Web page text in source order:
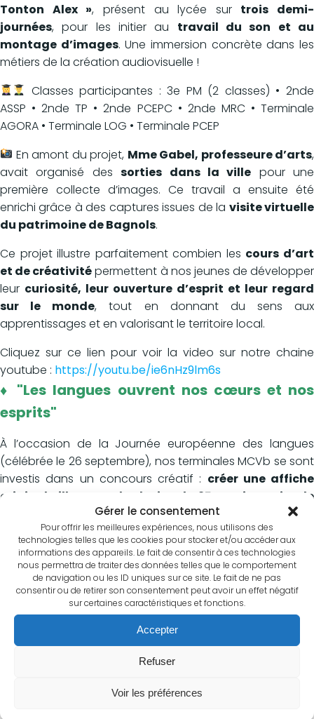
Gérer le consentement
Pour offrir les meilleures expériences, nous utilisons des
technologies telles que les cookies pour stocker et/ou accéder aux
informations des appareils. Le fait de consentir à ces technologies
nous permettra de traiter des données telles que le comportement
de navigation ou les ID uniques sur ce site. Le fait de ne pas
consentir ou de retirer son consentement peut avoir un effet négatif
sur certaines caractéristiques et fonctions.
Accepter
Refuser
Voir les préférences
Tonton Alex », présent au lycée sur trois demi-
journées, pour les initier au travail du son et au
montage d’images. Une immersion concrète dans les
métiers de la création audiovisuelle !
Classes participantes : 3e PM (2 classes) • 2nde
ASSP • 2nde TP • 2nde PCEPC • 2nde MRC • Terminale
AGORA • Terminale LOG • Terminale PCEP
En amont du projet, Mme Gabel, professeure d’arts,
avait organisé dessorties dans la ville pour une
première collecte d’images. Ce travail a ensuite été
enrichi grâce à des captures issues de la visite virtuelle
du patrimoine de Bagnols.
Ce projet illustre parfaitement combien les cours d’art
et de créativitépermettent à nos jeunes de développer
leur curiosité, leur ouverture d’esprit et leur regard
sur le monde, tout en donnant du sens aux
apprentissages et en valorisant le territoire local.
Cliquez sur ce lien pour voir la video sur notre chaine
youtube : https://youtu.be/ie6nHz9lm6s
♦ "Les langues ouvrent nos cœurs et nos
esprits"
À l’occasion de la Journée européenne des langues
(célébrée le 26 septembre), nos terminales MCVb se sont
investis dans un concours créatif : créer une affiche
originale illustrant la devise du 25ᵉ anniversaire de
, qui rappelle combien l’apprentissage
des langues fait appel à la fois aux émotions et à la
réflexion.